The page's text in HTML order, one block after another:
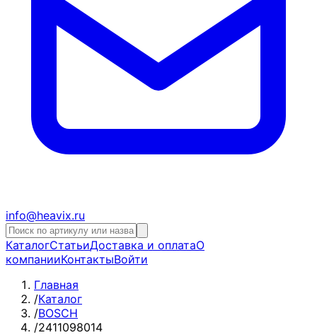
info@heavix.ru
КаталогСтатьиДоставка и оплатаО
компанииКонтактыВойти
Главная
/Каталог
/BOSCH
/2411098014